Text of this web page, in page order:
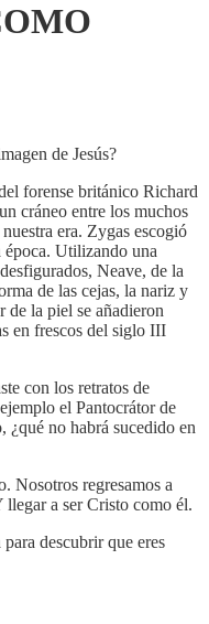
de Jesús?
forense británico Richard
cráneo entre los muchos
era. Zygas escogió
época. Utilizando una
Neave, de la
de las cejas, la nariz y
la piel se añadieron
en frescos del siglo III
con los retratos de
el Pantocrátor de
no habrá sucedido en
Nosotros regresamos a
a ser Cristo como él.
descubrir que eres